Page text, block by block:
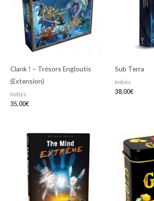
Clank ! – Trésors Engloutis
(Extension)
Initiés
35,00€
Sub Terra
Initiés
38,00€